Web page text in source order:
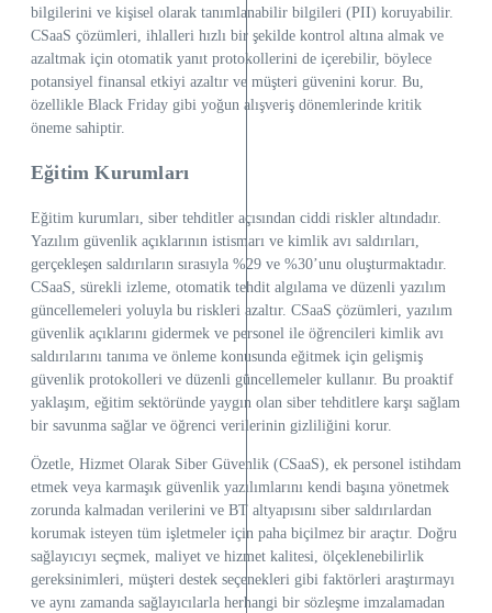
bilgilerini ve kişisel olarak tanımlanabilir bilgileri (PII) koruyabilir.
CSaaS çözümleri, ihlalleri hızlı bir şekilde kontrol altına almak ve
azaltmak için otomatik yanıt protokollerini de içerebilir, böylece
potansiyel finansal etkiyi azaltır ve müşteri güvenini korur. Bu,
özellikle Black Friday gibi yoğun alışveriş dönemlerinde kritik
öneme sahiptir.
Eğitim Kurumları
Eğitim kurumları, siber tehditler açısından ciddi riskler altındadır.
Yazılım güvenlik açıklarının istismarı ve kimlik avı saldırıları,
gerçekleşen saldırıların sırasıyla %29 ve %30’unu oluşturmaktadır.
CSaaS, sürekli izleme, otomatik tehdit algılama ve düzenli yazılım
güncellemeleri yoluyla bu riskleri azaltır. CSaaS çözümleri, yazılım
güvenlik açıklarını gidermek ve personel ile öğrencileri kimlik avı
saldırılarını tanıma ve önleme konusunda eğitmek için gelişmiş
güvenlik protokolleri ve düzenli güncellemeler kullanır. Bu proaktif
yaklaşım, eğitim sektöründe yaygın olan siber tehditlere karşı sağlam
bir savunma sağlar ve öğrenci verilerinin gizliliğini korur.
Özetle, Hizmet Olarak Siber Güvenlik (CSaaS), ek personel istihdam
etmek veya karmaşık güvenlik yazılımlarını kendi başına yönetmek
zorunda kalmadan verilerini ve BT altyapısını siber saldırılardan
korumak isteyen tüm işletmeler için paha biçilmez bir araçtır. Doğru
sağlayıcıyı seçmek, maliyet ve hizmet kalitesi, ölçeklenebilirlik
gereksinimleri, müşteri destek seçenekleri gibi faktörleri araştırmayı
ve aynı zamanda sağlayıcılarla herhangi bir sözleşme imzalamadan